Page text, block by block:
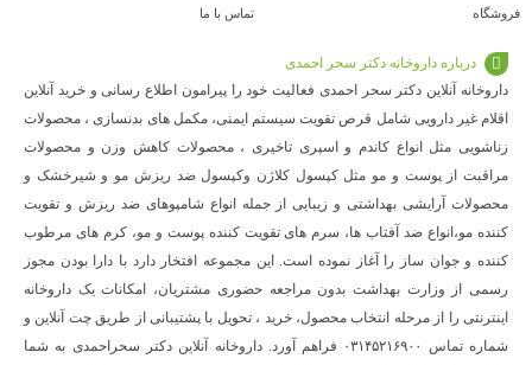
فروشگاه تماس با ما
درباره داروخانه دکتر سحر احمدی
داروخانه آنلاین دکتر سحر احمدی فعالیت خود را پیرامون اطلاع رسانی و خرید آنلاین
اقلام غیر دارویی شامل قرص تقویت سیستم ایمنی، مکمل های بدنسازی ، محصولات
زناشویی مثل انواع کاندم و اسپری تاخیری ، محصولات کاهش وزن و محصولات
مراقبت از پوست و مو مثل کپسول کلاژن وکپسول ضد ریزش مو و شیرخشک و
محصولات آرایشی بهداشتی و زیبایی از جمله انواع شامپوهای ضد ریزش و تقویت
کننده مو،انواع ضد آفتاب ها، سرم های تقویت کننده پوست و مو، کرم های مرطوب
کننده و جوان ساز را آغاز نموده است. این مجموعه افتخار دارد با دارا بودن مجوز
رسمی از وزارت بهداشت بدون مراجعه حضوری مشتریان، امکانات یک داروخانه
اینترنتی را از مرحله انتخاب محصول، خرید ، تحویل با پشتیبانی از طریق چت آنلاین و
شماره تماس ۰۳۱۴۵۲۱۶۹۰۰ فراهم آورد. داروخانه آنلاین دکتر سحراحمدی به شما